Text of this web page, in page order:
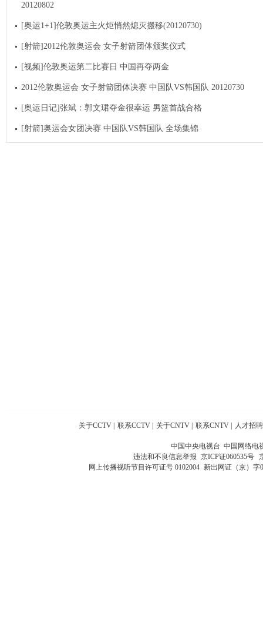
20120802
[奥运1+1]伦敦奥运主火炬悄然熄灭搬移(20120730)
[射箭]2012伦敦奥运会 女子射箭团体颁奖仪式
[视频]伦敦奥运第二比赛日 中国再夺两金
2012伦敦奥运会 女子射箭团体决赛 中国队VS韩国队 20120730
[奥运日记]张斌：郭文珺夺金很幸运 男篮首战合格
[射箭]奥运会女团决赛 中国队VS韩国队 全场集锦
关于CCTV 联系CCTV 关于CNTV 联系CNTV 人才招聘
中国中央电视台 中国网络电
违法和不良信息举报 京ICP证060535号
网上传播视听节目许可证号 0102004 新出网证（京）